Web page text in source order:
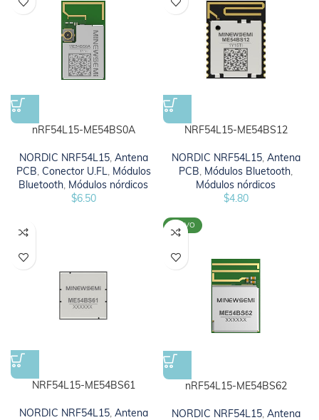
nRF54L15-ME54BS0A
NORDIC NRF54L15, Antena
PCB, Conector U.FL, Módulos
Bluetooth, Módulos nórdicos
$6.50
NRF54L15-ME54BS12
NORDIC NRF54L15, Antena
PCB, Módulos Bluetooth,
Módulos nórdicos
$4.80
NRF54L15-ME54BS61
NORDIC NRF54L15, Antena
NUEVO
nRF54L15-ME54BS62
NORDIC NRF54L15, Antena